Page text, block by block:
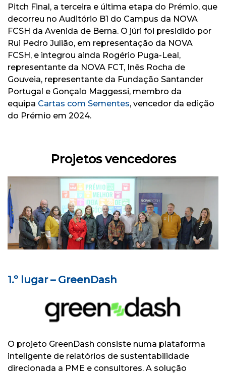
Pitch Final, a terceira e última etapa do Prémio, que
decorreu no Auditório B1 do Campus da NOVA
FCSH da Avenida de Berna. O júri foi presidido por
Rui Pedro Julião, em representação da NOVA
FCSH, e integrou ainda Rogério Puga-Leal,
representante da NOVA FCT, Inês Rocha de
Gouveia, representante da Fundação Santander
Portugal e Gonçalo Maggessi, membro da
equipa Cartas com Sementes, vencedor da edição
do Prémio em 2024.
Projetos vencedores
1.º lugar – GreenDash
O projeto GreenDash consiste numa plataforma
inteligente de relatórios de sustentabilidade
direcionada a PME e consultores. A solução